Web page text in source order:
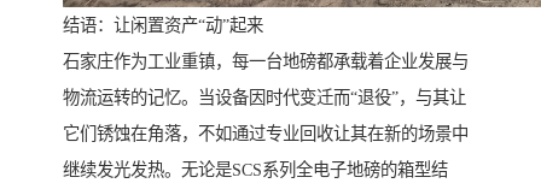
结语：让闲置资产“动”起来
石家庄作为工业重镇，每一台地磅都承载着企业发展与
物流运转的记忆。当设备因时代变迁而“退役”，与其让
它们锈蚀在角落，不如通过专业回收让其在新的场景中
继续发光发热。无论是SCS系列全电子地磅的箱型结